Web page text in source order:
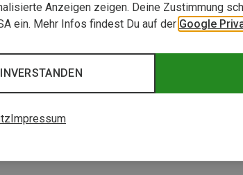
Anzeigen zeigen. Deine Zustimmung
ein. Mehr Infos findest Du auf der Google
Impressum